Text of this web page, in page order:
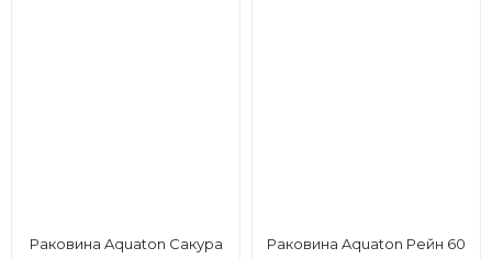
Раковина Aquaton Сакура
Раковина Aquaton Рейн 60